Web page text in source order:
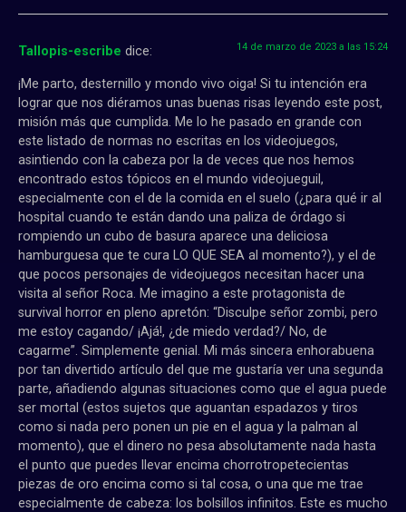
Tallopis-escribe dice: 14 de marzo de 2023 a las 15:24
¡Me parto, desternillo y mondo vivo oiga! Si tu intención era
lograr que nos diéramos unas buenas risas leyendo este post,
misión más que cumplida. Me lo he pasado en grande con
este listado de normas no escritas en los videojuegos,
asintiendo con la cabeza por la de veces que nos hemos
encontrado estos tópicos en el mundo videojueguil,
especialmente con el de la comida en el suelo (¿para qué ir al
hospital cuando te están dando una paliza de órdago si
rompiendo un cubo de basura aparece una deliciosa
hamburguesa que te cura LO QUE SEA al momento?), y el de
que pocos personajes de videojuegos necesitan hacer una
visita al señor Roca. Me imagino a este protagonista de
survival horror en pleno apretón: “Disculpe señor zombi, pero
me estoy cagando/ ¡Ajá!, ¿de miedo verdad?/ No, de
cagarme”. Simplemente genial. Mi más sincera enhorabuena
por tan divertido artículo del que me gustaría ver una segunda
parte, añadiendo algunas situaciones como que el agua puede
ser mortal (estos sujetos que aguantan espadazos y tiros
como si nada pero ponen un pie en el agua y la palman al
momento), que el dinero no pesa absolutamente nada hasta
el punto que puedes llevar encima chorrotropetecientas
piezas de oro encima como si tal cosa, o una que me trae
especialmente de cabeza: los bolsillos infinitos. Este es mucho